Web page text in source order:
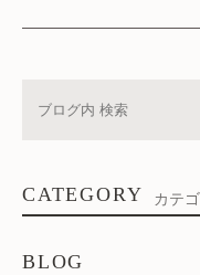
CATEGORY カテ
BLOG